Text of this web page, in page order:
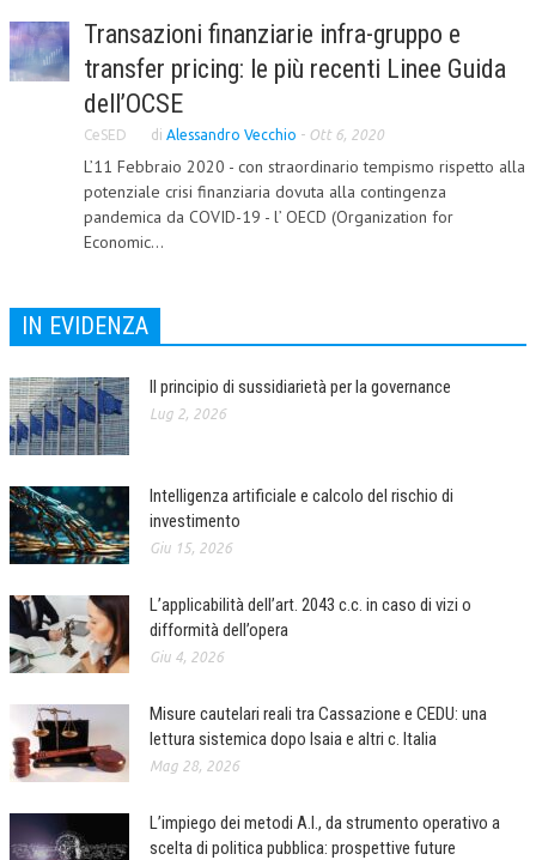
CORPORATE SOCIAL RESPONSIBILITY
ECONOMIA DELL’ARTE
INTERNAZIONALIZZAZIONE
HUMAN RESOURCES
RISORSE UMANE
RISK MANAGEMENT
SVILUPPO SOSTENIBILE
PERSONA E CITTÀ
DIRITTO
DIRITTO PENALE D’IMPRESA
DIRITTO DEL LAVORO
DIRITTO DEL WEB
DIRITTO DELLE IMPRESE IN CRISI
CRIMINOLOGIA E CRIMINALISTICA
FISCO
Transazioni finanziarie infra-gruppo e
transfer pricing: le più recenti Linee Guida
dell’OCSE
CeSED di Alessandro Vecchio - Ott 6, 2020
L’11 Febbraio 2020 - con straordinario tempismo rispetto alla
potenziale crisi finanziaria dovuta alla contingenza
pandemica da COVID-19 - l’ OECD (Organization for
Economic...
IN EVIDENZA
Il principio di sussidiarietà per la governance
Lug 2, 2026
Intelligenza artificiale e calcolo del rischio di
investimento
Giu 15, 2026
L’applicabilità dell’art. 2043 c.c. in caso di vizi o
difformità dell’opera
Giu 4, 2026
Misure cautelari reali tra Cassazione e CEDU: una
lettura sistemica dopo Isaia e altri c. Italia
Mag 28, 2026
L’impiego dei metodi A.I., da strumento operativo a
scelta di politica pubblica: prospettive future